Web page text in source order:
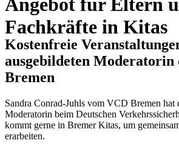
Angebot für Eltern
Fachkräfte in Kitas
Kostenfreie
ausgebildeten Moderatorin
Bremen
Sandra Conrad-Juhls vom VCD Bremen hat
Moderatorin beim Deutschen
kommt gerne in Bremer Kitas, um
erarbeiten.